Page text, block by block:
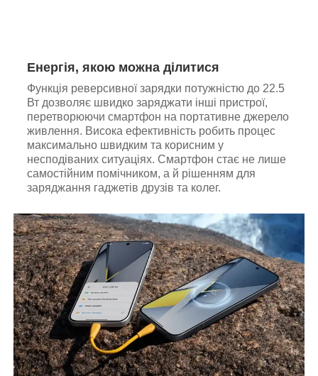
Енергія, якою можна ділитися
Функція реверсивної зарядки потужністю до 22.5
Вт дозволяє швидко заряджати інші пристрої,
перетворюючи смартфон на портативне джерело
живлення. Висока ефективність робить процес
максимально швидким та корисним у
несподіваних ситуаціях. Смартфон стає не лише
самостійним помічником, а й рішенням для
заряджання гаджетів друзів та колег.